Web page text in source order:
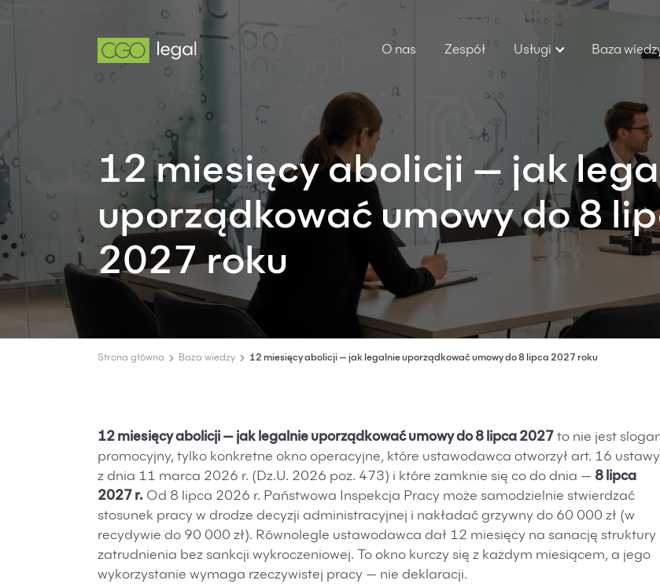
O nas Zespół Usługi Baza
12 miesięcy abolicji — jak
uporządkować umowy do 8
2027 roku
Strona główna Baza wiedzy 12 miesięcy abolicji — jak legalnie uporządkować umowy do 8 lipca 2027 roku
12 miesięcy abolicji — jak legalnie uporządkować umowy do 8 lipca 2027 to nie jest
promocyjny, tylko konkretne okno operacyjne, które ustawodawca otworzył art. 16 ustawy
z dnia 11 marca 2026 r. (Dz.U. 2026 poz. 473) i które zamknie się co do dnia — 8 lipca
2027 r. Od 8 lipca 2026 r. Państwowa Inspekcja Pracy może samodzielnie stwierdzać
stosunek pracy w drodze decyzji administracyjnej i nakładać grzywny do 60 000 zł (w
recydywie do 90 000 zł). Równolegle ustawodawca dał 12 miesięcy na sanację struktury
zatrudnienia bez sankcji wykroczeniowej. To okno kurczy się z każdym miesiącem, a jego
wykorzystanie wymaga rzeczywistej pracy — nie deklaracji.